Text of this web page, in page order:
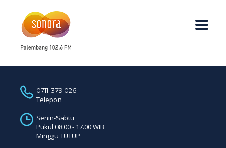
0711-379 026
Telepon
Senin-Sabtu
Pukul 08.00 - 17.00 WIB
Minggu TUTUP